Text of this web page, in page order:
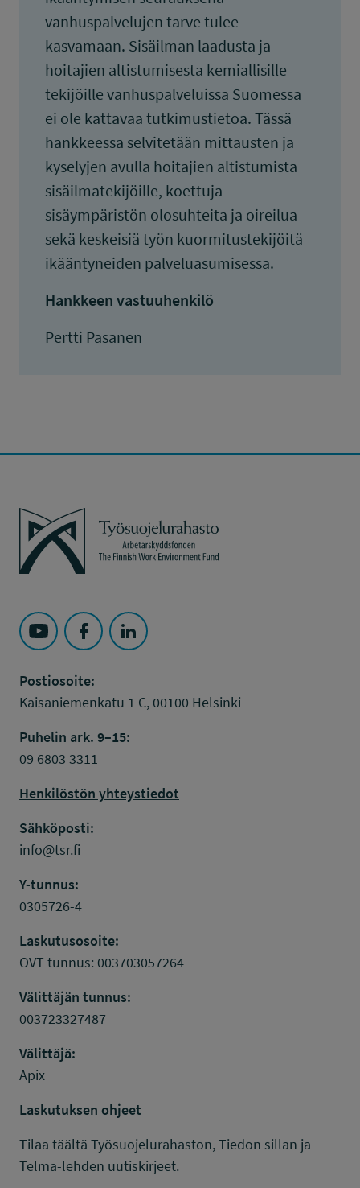
vanhuspalvelujen tarve tulee
kasvamaan. Sisäilman laadusta ja
hoitajien altistumisesta kemiallisille
tekijöille vanhuspalveluissa Suomessa
ei ole kattavaa tutkimustietoa. Tässä
hankkeessa selvitetään mittausten ja
kyselyjen avulla hoitajien altistumista
sisäilmatekijöille, koettuja
sisäympäristön olosuhteita ja oireilua
sekä keskeisiä työn kuormitustekijöitä
ikääntyneiden palveluasumisessa.
Hankkeen vastuuhenkilö
Pertti Pasanen
Työsuojelurahasto
Seuraa Työsuojelurahasto kohteessa: YouTube
Seuraa Työsuojelurahasto kohteessa:
Seuraa Työsuojelurahasto kohteessa:
Postiosoite:
Kaisaniemenkatu 1 C, 00100 Helsinki
Puhelin ark. 9–15:
09 6803 3311
Henkilöstön yhteystiedot
Sähköposti:
info@tsr.fi
Y-tunnus:
0305726-4
Laskutusosoite:
OVT tunnus: 003703057264
Välittäjän tunnus:
003723327487
Välittäjä:
Apix
Laskutuksen ohjeet
Tilaa täältä Työsuojelurahaston, Tiedon sillan ja
Telma-lehden uutiskirjeet.